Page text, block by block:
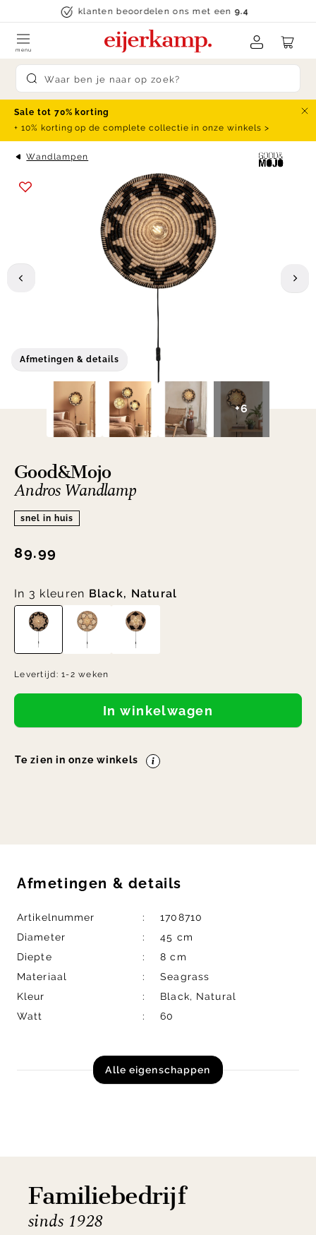
Skip to contentklanten beoordelen ons met een9.4
Submit search
menu
Sale tot 70% korting
+ 10% korting op de complete collectie in onze winkels >
Wandlampen
Afmetingen & details
+6
Good&Mojo
Andros Wandlamp
snel in huis
89.99
In 3 kleuren Black, Natural
Levertijd:1-2 weken
In winkelwagen
Te zien in onze winkels
Afmetingen & details
Artikelnummer
1708710
Diameter
45 cm
Diepte
8 cm
Materiaal
Seagrass
Kleur
Black, Natural
Watt
60
Alle eigenschappen
Familiebedrijf
sinds 1928